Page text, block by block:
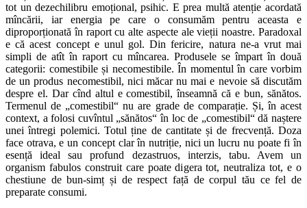
tot un dezechilibru emoțional, psihic. E prea multă atenție acordată
mîncării, iar energia pe care o consumăm pentru aceasta e
diproporționată în raport cu alte aspecte ale vieții noastre. Paradoxal
e că acest concept e unul gol. Din fericire, natura ne-a vrut mai
simpli de atît în raport cu mîncarea. Produsele se împart în două
categorii: comestibile și necomestibile. În momentul în care vorbim
de un produs necomestibil, nici măcar nu mai e nevoie să discutăm
despre el. Dar cînd altul e comestibil, înseamnă că e bun, sănătos.
Termenul de „comestibil“ nu are grade de comparație. Și, în acest
context, a folosi cuvîntul „sănătos“ în loc de „comestibil“ dă naștere
unei întregi polemici. Totul ține de cantitate și de frecvență. Doza
face otrava, e un concept clar în nutriție, nici un lucru nu poate fi în
esență ideal sau profund dezastruos, interzis, tabu. Avem un
organism fabulos construit care poate digera tot, neutraliza tot, e o
chestiune de bun-simț și de respect față de corpul tău ce fel de
preparate consumi.